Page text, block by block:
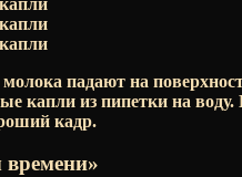
падают на
капли из пипетки на воду.
кадр.